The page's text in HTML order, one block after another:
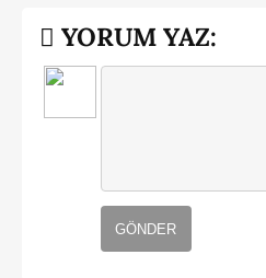
YORUM YAZ:
GÖNDER